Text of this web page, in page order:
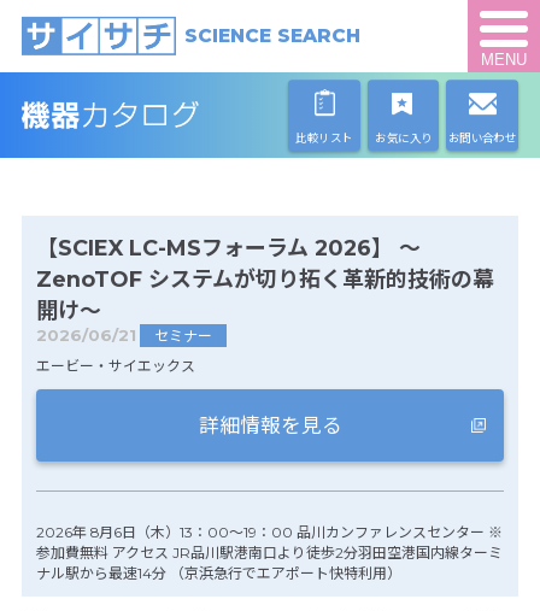
SCIENCE SEARCH
MENU
比較リスト お気に入り お問い合わせ
【SCIEX LC-MSフォーラム 2026】 ～
ZenoTOF システムが切り拓く革新的技術の幕
開け～
2026/06/21
セミナー
エービー・サイエックス
詳細情報を見る
2026年 8月6日（木）13：00～19：00 品川カンファレンスセンター ※
参加費無料 アクセス JR品川駅港南口より徒歩2分羽田空港国内線ターミ
ナル駅から最速14分 （京浜急行でエアポート快特利用）